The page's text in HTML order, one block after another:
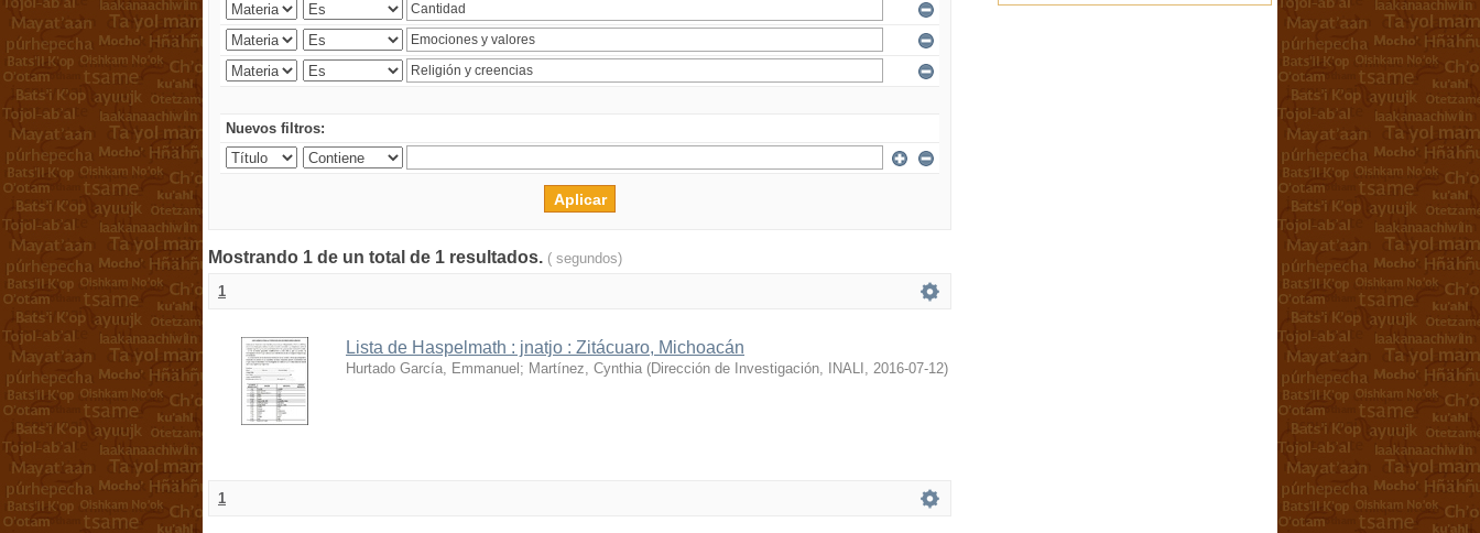
Nuevos filtros:
Mostrando 1 de un total de 1 resultados. ( segundos)
1
Lista de Haspelmath : jnatjo : Zitácuaro, Michoacán
Hurtado García, Emmanuel ; Martínez, Cynthia (Dirección de Investigación, INALI , 2016-07-12)
1